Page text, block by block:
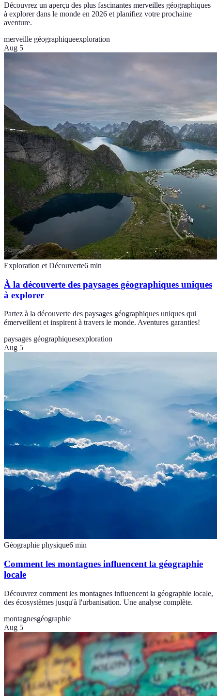
Découvrez un aperçu des plus fascinantes merveilles géographiques
à explorer dans le monde en 2026 et planifiez votre prochaine
aventure.
merveille géographiqueexploration
Aug 5
Exploration et Découverte6 min
À la découverte des paysages géographiques uniques
à explorer
Partez à la découverte des paysages géographiques uniques qui
émerveillent et inspirent à travers le monde. Aventures garanties!
paysages géographiquesexploration
Aug 5
Géographie physique6 min
Comment les montagnes influencent la géographie
locale
Découvrez comment les montagnes influencent la géographie locale,
des écosystèmes jusqu'à l'urbanisation. Une analyse complète.
montagnesgéographie
Aug 5